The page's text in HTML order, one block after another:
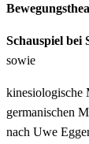
Schauspiel bei
sowie
kinesiologische
germanischen
nach Uwe